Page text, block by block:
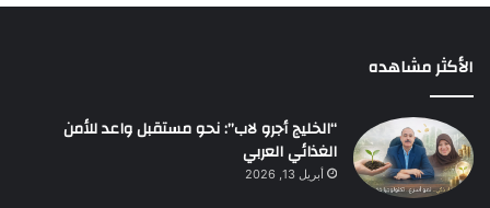
الأكثر مشاهده
“الخليج أجرو لاب”: نحو مستقبل واعد للأمن
الغذائي العربي
أبريل 13, 2026